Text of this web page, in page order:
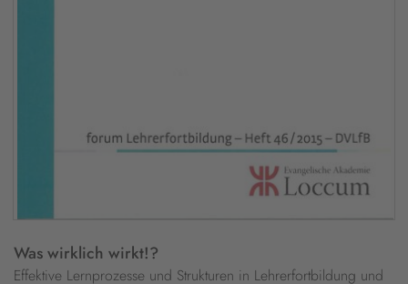
Was wirklich wirkt!?
Effektive Lernprozesse und Strukturen in Lehrerfortbildung und